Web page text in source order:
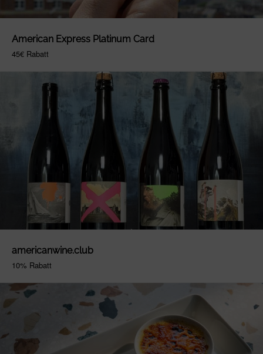
American Express Platinum Card
45€ Rabatt
americanwine.club
10% Rabatt